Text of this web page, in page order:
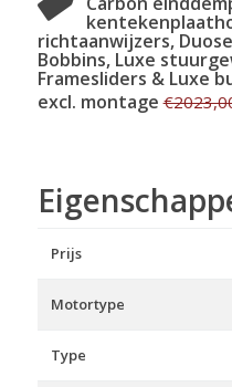
richtaanwijzers,
Bobbins, Luxe
Framesliders & Luxe
excl. montage
Prijs
Motortype
Type